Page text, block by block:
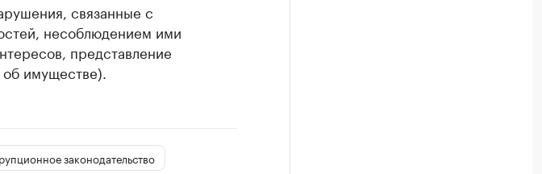
связанные с
несоблюдением ими
представление
имуществе).
законодательство